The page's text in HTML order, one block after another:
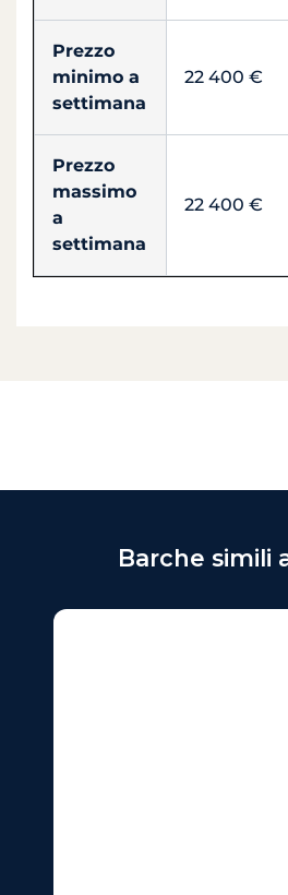
Prezzo
minimo a
settimana
22 400 €
Prezzo
massimo
a
settimana
22 400 €
Barche simili